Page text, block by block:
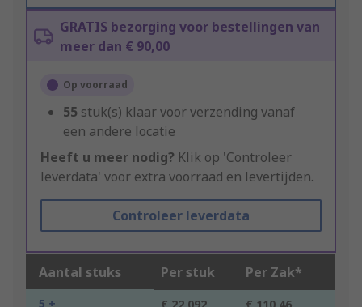
GRATIS bezorging voor bestellingen van
meer dan € 90,00
Op voorraad
55 stuk(s) klaar voor verzending vanaf
een andere locatie
Heeft u meer nodig? Klik op 'Controleer
leverdata' voor extra voorraad en levertijden.
Controleer leverdata
Aantal stuks Per stuk Per Zak*
5 +